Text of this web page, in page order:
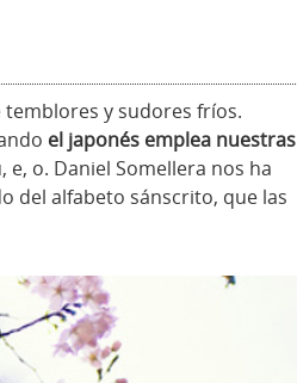
y sudores fríos.
el japonés emplea nuestras
e, o. Daniel Somellera nos ha
del alfabeto sánscrito, que las